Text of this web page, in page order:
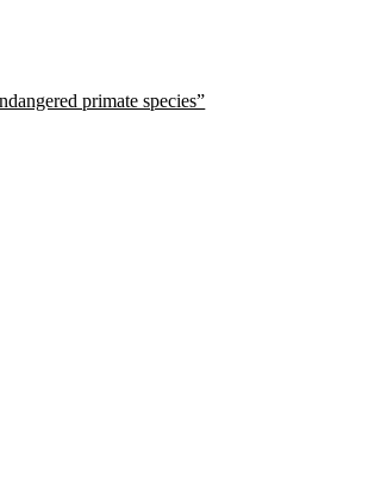
primate species”